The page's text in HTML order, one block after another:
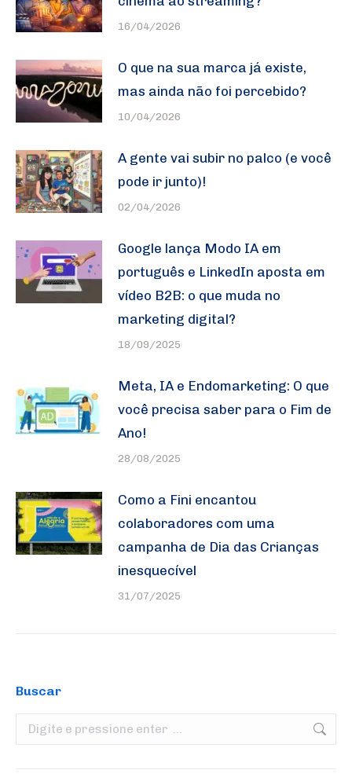
16/04/2026
O que na sua marca já existe,
mas ainda não foi percebido?
10/04/2026
A gente vai subir no palco (e você
pode ir junto)!
02/04/2026
Google lança Modo IA em
português e LinkedIn aposta em
vídeo B2B: o que muda no
marketing digital?
18/09/2025
Meta, IA e Endomarketing: O que
você precisa saber para o Fim de
Ano!
28/08/2025
Como a Fini encantou
colaboradores com uma
campanha de Dia das Crianças
inesquecível
31/07/2025
Buscar
Search: